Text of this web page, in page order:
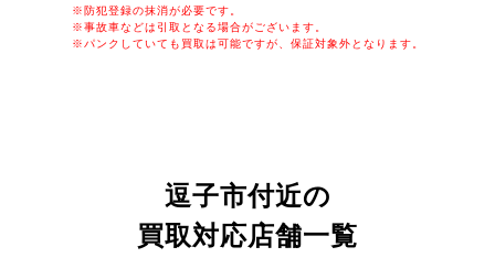
※防犯登録の抹消が必要です。
※事故車などは引取となる場合がございます。
※パンクしていても買取は可能ですが、保証対象外となります。
逗子市付近の
買取対応店舗一覧